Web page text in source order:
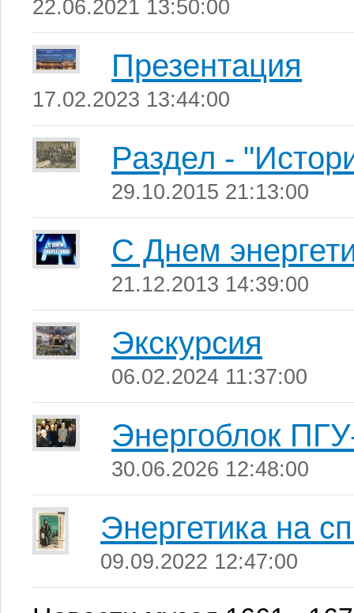
22.06.2021 13:50:00
Презентация
17.02.2023 13:44:00
Раздел -
29.10.2015 21:13:00
С Днем
21.12.2013 14:39:00
Экскурсия
06.02.2024 11:37:00
Энергоблок
30.06.2026 12:48:00
Энергетика на
09.09.2022 12:47:00